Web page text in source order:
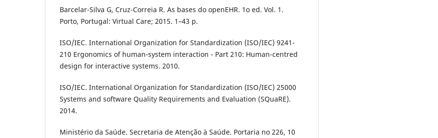
Barcelar-Silva G, Cruz-Correia R. As bases do openEHR. 1o ed. Vol. 1.
Porto, Portugal: Virtual Care; 2015. 1–43 p.
ISO/IEC. International Organization for Standardization (ISO/IEC) 9241-
210 Ergonomics of human-system interaction - Part 210: Human-centred
design for interactive systems. 2010.
ISO/IEC. International Organization for Standardization (ISO/IEC) 25000
Systems and software Quality Requirements and Evaluation (SQuaRE).
2014.
Ministério da Saúde. Secretaria de Atenção à Saúde. Portaria no 226, 10